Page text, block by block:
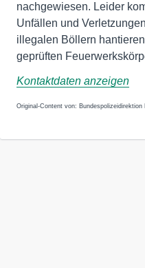
nachgewiesen. Leider
Unfällen und
illegalen Böllern
geprüften
Kontaktdaten anzeigen
Original-Content von: